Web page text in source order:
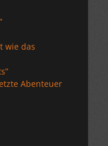
wie das
Abenteuer